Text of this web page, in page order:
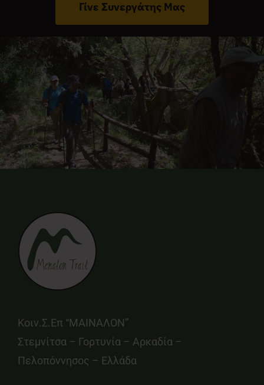
Γίνε Συνεργάτης Μας
Κοιν.Σ.Επ “ΜΑΙΝΑΛΟΝ”
Στεμνίτσα – Γορτυνία – Αρκαδία –
Πελοπόννησος – Ελλάδα